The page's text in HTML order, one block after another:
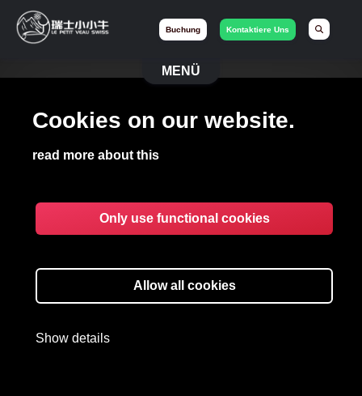
Buchung Kontaktiere Uns
MENÜ
ENTWICKELN SIE
EINE
PARTNERSCHAFT MIT
DER LE PETIT VEAU
Cookies on our website.
read more about this
Only use functional cookies
Allow all cookies
Show details